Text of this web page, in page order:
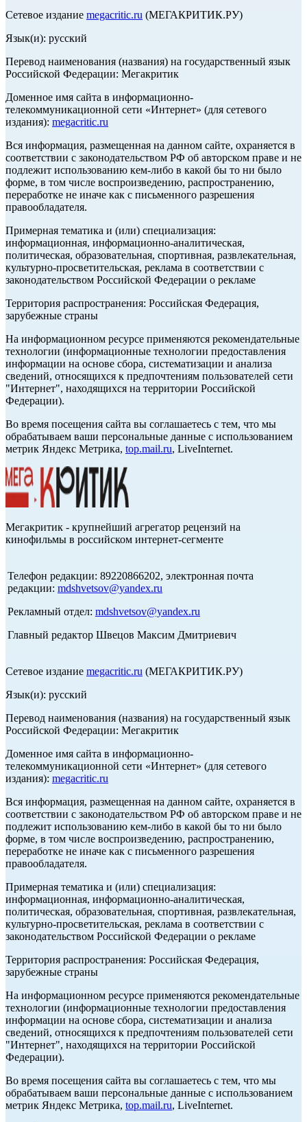
Сетевое издание megacritic.ru (МЕГАКРИТИК.РУ)
Язык(и): русский
Перевод наименования (названия) на государственный язык
Российской Федерации: Мегакритик
Доменное имя сайта в информационно-
телекоммуникационной сети «Интернет» (для сетевого
издания): megacritic.ru
Вся информация, размещенная на данном сайте, охраняется в
соответствии с законодательством РФ об авторском праве и не
подлежит использованию кем-либо в какой бы то ни было
форме, в том числе воспроизведению, распространению,
переработке не иначе как с письменного разрешения
правообладателя.
Примерная тематика и (или) специализация:
информационная, информационно-аналитическая,
политическая, образовательная, спортивная, развлекательная,
культурно-просветительская, реклама в соответствии с
законодательством Российской Федерации о рекламе
Территория распространения: Российская Федерация,
зарубежные страны
На информационном ресурсе применяются рекомендательные
технологии (информационные технологии предоставления
информации на основе сбора, систематизации и анализа
сведений, относящихся к предпочтениям пользователей сети
"Интернет", находящихся на территории Российской
Федерации).
Во время посещения сайта вы соглашаетесь с тем, что мы
обрабатываем ваши персональные данные с использованием
метрик Яндекс Метрика, top.mail.ru, LiveInternet.
Мегакритик - крупнейший агрегатор рецензий на
кинофильмы в российском интернет-сегменте
Телефон редакции: 89220866202, электронная почта
редакции: mdshvetsov@yandex.ru
Рекламный отдел: mdshvetsov@yandex.ru
Главный редактор Швецов Максим Дмитриевич
Сетевое издание megacritic.ru (МЕГАКРИТИК.РУ)
Язык(и): русский
Перевод наименования (названия) на государственный язык
Российской Федерации: Мегакритик
Доменное имя сайта в информационно-
телекоммуникационной сети «Интернет» (для сетевого
издания): megacritic.ru
Вся информация, размещенная на данном сайте, охраняется в
соответствии с законодательством РФ об авторском праве и не
подлежит использованию кем-либо в какой бы то ни было
форме, в том числе воспроизведению, распространению,
переработке не иначе как с письменного разрешения
правообладателя.
Примерная тематика и (или) специализация:
информационная, информационно-аналитическая,
политическая, образовательная, спортивная, развлекательная,
культурно-просветительская, реклама в соответствии с
законодательством Российской Федерации о рекламе
Территория распространения: Российская Федерация,
зарубежные страны
На информационном ресурсе применяются рекомендательные
технологии (информационные технологии предоставления
информации на основе сбора, систематизации и анализа
сведений, относящихся к предпочтениям пользователей сети
"Интернет", находящихся на территории Российской
Федерации).
Во время посещения сайта вы соглашаетесь с тем, что мы
обрабатываем ваши персональные данные с использованием
метрик Яндекс Метрика, top.mail.ru, LiveInternet.